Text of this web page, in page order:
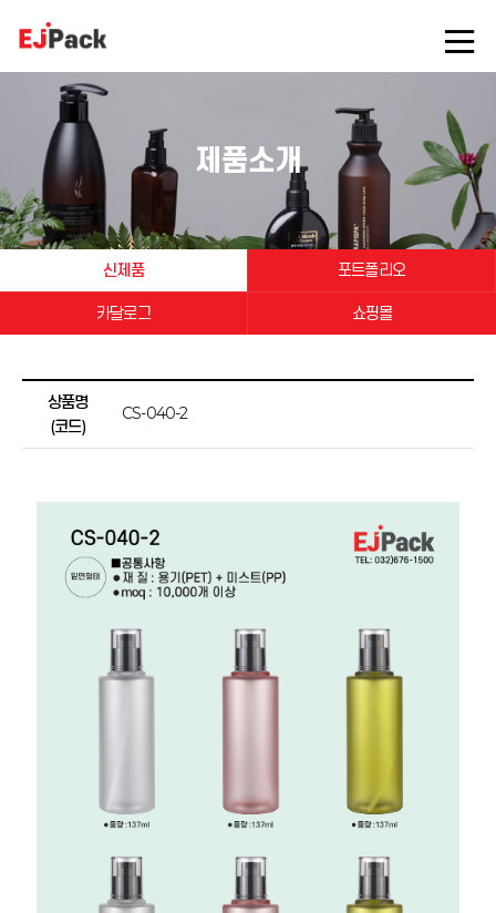
제품소개
신제품 포트폴리오
카달로그 쇼핑몰
상품명
(코드)
CS-040-2